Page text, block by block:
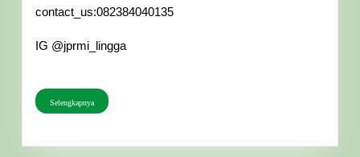
contact_us:082384040135
IG @jprmi_lingga
Selengkapnya
Selengkapnya